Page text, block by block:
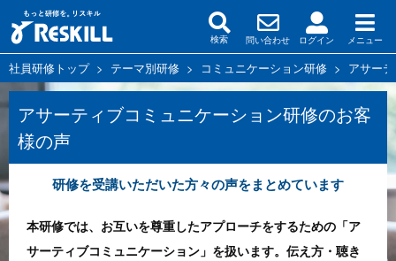
検索 問い合わせ ログイン メニュー
社員研修トップ> テーマ別研修 > コミュニケーション研修 > アサー
アサーティブコミュニケーション研修のお客
様の声
研修を受講いただいた方々の声をまとめています
本研修では、お互いを尊重したアプローチをするための「ア
サーティブコミュニケーション」を扱います。伝え方・聴き